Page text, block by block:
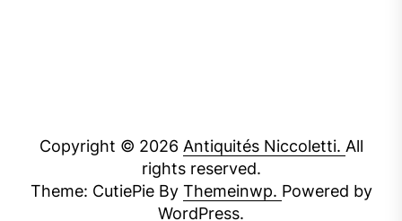
Copyright © 2026 Antiquités Niccoletti. All
rights reserved.
Theme: CutiePie By Themeinwp. Powered by
WordPress.